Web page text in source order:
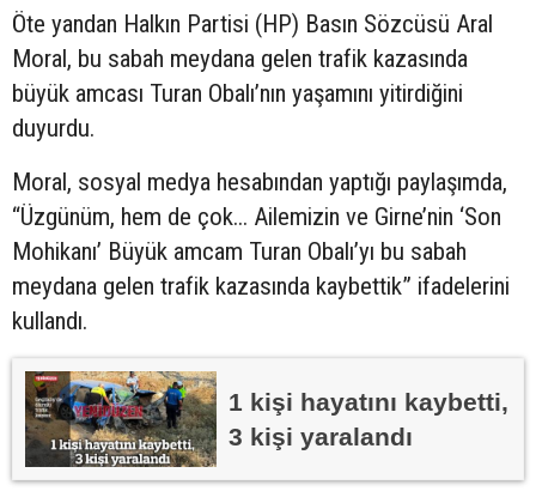
Öte yandan Halkın Partisi (HP) Basın Sözcüsü Aral
Moral, bu sabah meydana gelen trafik kazasında
büyük amcası Turan Obalı’nın yaşamını yitirdiğini
duyurdu.
Moral, sosyal medya hesabından yaptığı paylaşımda,
“Üzgünüm, hem de çok... Ailemizin ve Girne’nin ‘Son
Mohikanı’ Büyük amcam Turan Obalı’yı bu sabah
meydana gelen trafik kazasında kaybettik” ifadelerini
kullandı.
1 kişi hayatını kaybetti,
3 kişi yaralandı